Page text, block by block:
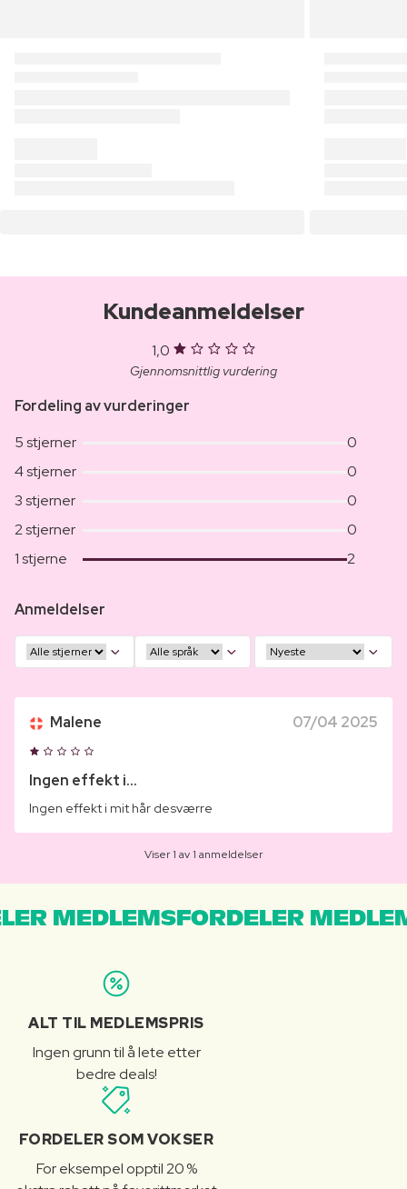
Kundeanmeldelser
1,0
Gjennomsnittlig vurdering
Fordeling av vurderinger
5 stjerner
0
4 stjerner
0
3 stjerner
0
2 stjerner
0
1 stjerne
2
Anmeldelser
Malene 07/04 2025
Ingen effekt i...
Ingen effekt i mit hår desværre
Viser 1 av 1 anmeldelser
MEDLEMSFORDELER
ALT TIL MEDLEMSPRIS
Ingen grunn til å lete etter
bedre deals!
FORDELER SOM VOKSER
For eksempel opptil 20 %